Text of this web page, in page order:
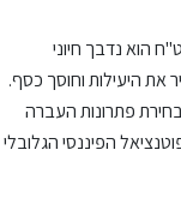
הוא נדבך חיוני
את היעילות וחוסך כסף.
פתרונות העברה
הפיננסי הגלובלי